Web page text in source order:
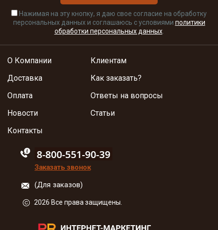
Нажимая на эту кнопку, я даю свое согласие на обработку
персональных данных и соглашаюсь с условиями политики
обработки персональных данных.
О Компании
Доставка
Оплата
Новости
Клиентам
Как заказать?
Ответы на вопросы
Статьи
Контакты
88005555550
Заказать звонок
(Для заказов)
2026 Все права защищены.